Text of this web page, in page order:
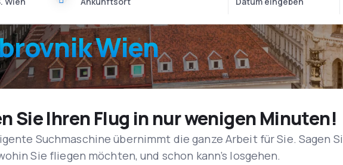
Wien
Sie Ihren Flug in nur wenigen Minuten!
Suchmaschine übernimmt die ganze Arbeit für Sie. Sagen
Sie fliegen möchten, und schon kann’s losgehen.